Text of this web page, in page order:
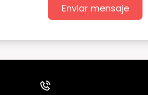
Enviar mensaje